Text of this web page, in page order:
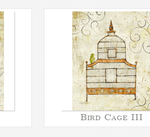
Bird Cage III